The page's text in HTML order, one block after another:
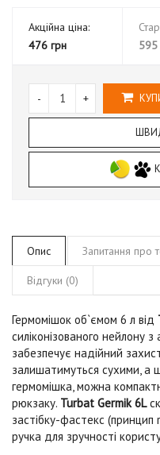
Акційна ціна:
476 грн
595
- +
Опис Запитання про
Відгуки (0)
Гермомішок об`ємом 6 л від
силіконізованого нейлону
забезпечує надійний
залишатимуться сухими, а
гермомішка, можна
рюкзаку. Turbat Germik 6L
застібку-фастекс
ручка для зручності